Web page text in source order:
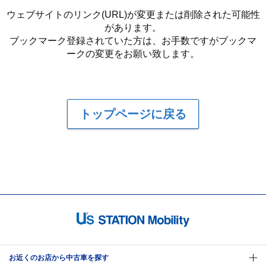
ウェブサイトのリンク(URL)が変更または削除された可能性
があります。
ブックマーク登録されていた方は、お手数ですがブックマ
ークの変更をお願い致します。
トップページに戻る
お近くのお店から中古車を探す